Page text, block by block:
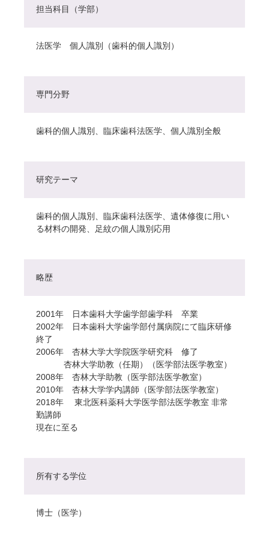
担当科目（学部）
法医学 個人識別（歯科的個人識別）
専門分野
歯科的個人識別、臨床歯科法医学、個人識別全般
研究テーマ
歯科的個人識別、臨床歯科法医学、遺体修復に用い
る材料の開発、足紋の個人識別応用
略歴
2001年 日本歯科大学歯学部歯学科 卒業
2002年 日本歯科大学歯学部付属病院にて臨床研修
終了
2006年 杏林大学大学院医学研究科 修了
杏林大学助教（任期）（医学部法医学教室）
2008年 杏林大学助教（医学部法医学教室）
2010年 杏林大学学内講師（医学部法医学教室）
2018年 東北医科薬科大学医学部法医学教室 非常
勤講師
現在に至る
所有する学位
博士（医学）